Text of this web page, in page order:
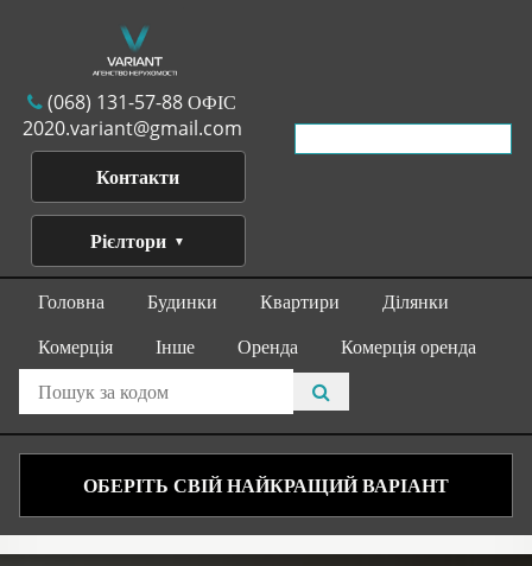
(068) 131-57-88 ОФІС
2020.variant@gmail.com
Контакти
Рієлтори
Головна Будинки Квартири
Ділянки
Комерція
Інше Оренда Комерція оренда
ОБЕРІТЬ СВІЙ НАЙКРАЩИЙ ВАРІАНТ